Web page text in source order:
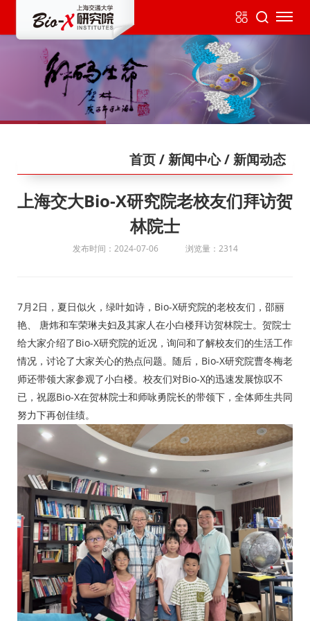
首页/ 新闻中心/ 新闻动态
上海交大Bio-X研究院老校友们拜访贺
林院士
发布时间：2024-07-06 浏览量：2314
7月2日，夏日似火，绿叶如诗，Bio-X研究院的老校友们，邵丽
艳、 唐炜和车荣琳夫妇及其家人在小白楼拜访贺林院士。贺院士
给大家介绍了Bio-X研究院的近况，询问和了解校友们的生活工作
情况，讨论了大家关心的热点问题。随后，Bio-X研究院曹冬梅老
师还带领大家参观了小白楼。校友们对Bio-X的迅速发展惊叹不
已，祝愿Bio-X在贺林院士和师咏勇院长的带领下，全体师生共同
努力下再创佳绩。